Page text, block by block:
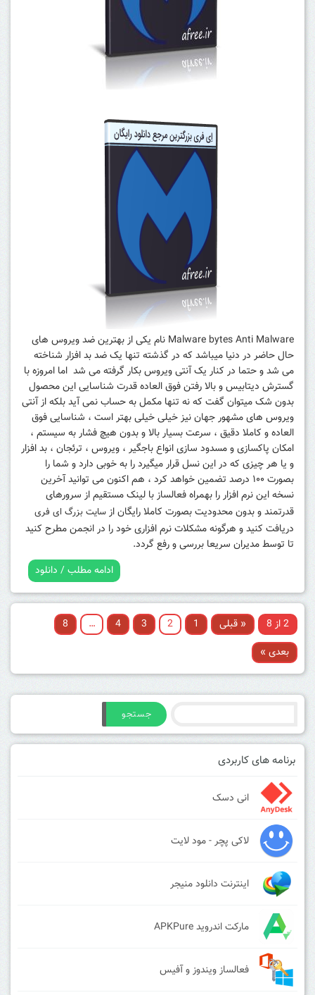
Malware bytes Anti Malware نام یکی از بهترین ضد ویروس های
حال حاضر در دنیا میباشد که در گذشته تنها یک ضد بد افزار شناخته
می شد و حتما در کنار یک آنتی ویروس بکار گرفته می شد اما امروزه با
گسترش دیتابیس و بالا رفتن فوق العاده قدرت شناسایی این محصول
بدون شک میتوان گفت که نه تنها مکمل به حساب نمی آید بلکه از آنتی
ویروس های مشهور جهان نیز خیلی خیلی بهتر است ، شناسایی فوق
العاده و کاملا دقیق ، سرعت بسیار بالا و بدون هیچ فشار به سیستم ،
امکان پاکسازی و مسدود سازی انواع باجگیر ، ویروس ، ترئجان ، بد افزار
و یا هر چیزی که در این نسل قرار میگیرد را به خوبی دارد و شما را
بصورت ۱۰۰ درصد تضمین خواهد کرد ، هم اکنون می توانید آخرین
نسخه این نرم افزار را بهمراه فعالساز با لینک مستقیم از سرورهای
قدرتمند و بدون محدودیت بصورت کاملا رایگان از سایت بزرگ ای فری
دریافت کنید و هرگونه مشکلات نرم افزاری خود را در انجمن مطرح کنید
تا توسط مدیران سریعا بررسی و رفع گردد.
ادامه مطلب / دانلود
2 از 8 « قبلی 1
2
3
4
…
8
بعدی »
جستجو
برنامه های کاربردی
انی دسک
لاکی پچر - مود لایت
اینترنت دانلود منیجر
مارکت اندروید APKPure
فعالساز ویندوز و آفیس